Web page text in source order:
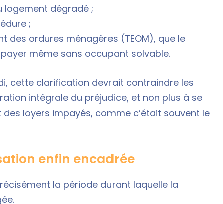
logement dégradé ;
;
des ordures ménagères (TEOM), que le
même sans occupant solvable.
cette clarification devrait contraindre les
intégrale du préjudice, et non plus à se
loyers impayés, comme c’était souvent le
enfin encadrée
la période durant laquelle la